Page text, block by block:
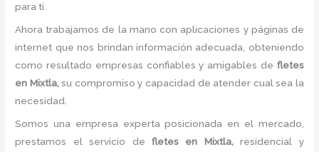
para ti.
Ahora trabajamos de la mano con aplicaciones y páginas de
internet que nos brindan información adecuada, obteniendo
como resultado empresas confiables y amigables de fletes
en Mixtla,su compromiso y capacidad de atender cual sea la
necesidad.
Somos una empresa experta posicionada en el mercado,
prestamos el servicio de fletes en Mixtla,residencial y